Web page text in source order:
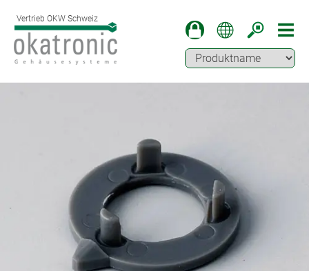
Vertrieb OKW Schweiz